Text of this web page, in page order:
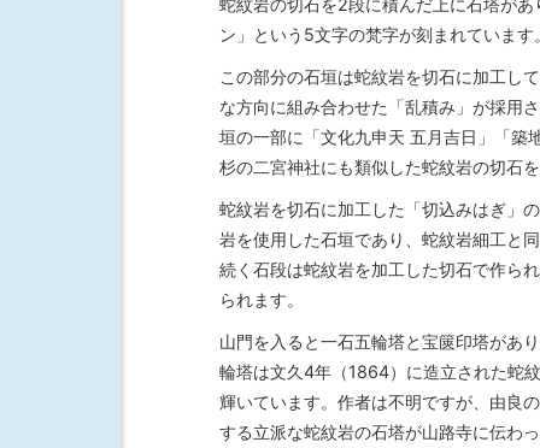
蛇紋岩の切石を2段に積んだ上に石塔が
ン」という5文字の梵字が刻まれていま
この部分の石垣は蛇紋岩を切石に加工し
な方向に組み合わせた「乱積み」が採用
垣の一部に「文化九申天 五月吉日」「築
杉の二宮神社にも類似した蛇紋岩の切石
蛇紋岩を切石に加工した「切込みはぎ」
岩を使用した石垣であり、蛇紋岩細工と
続く石段は蛇紋岩を加工した切石で作ら
られます。
山門を入ると一石五輪塔と宝篋印塔があ
輪塔は文久4年（1864）に造立された蛇
輝いています。作者は不明ですが、由良
する立派な蛇紋岩の石塔が山路寺に伝わ